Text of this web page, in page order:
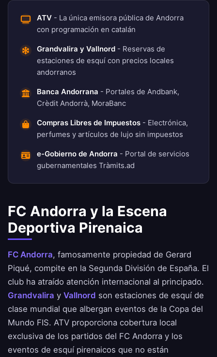
ATV - La única emisora pública de Andorra
con programación en catalán
Grandvalira y Vallnord - Reservas de
estaciones de esquí con precios locales
andorranos
Banca Andorrana - Portales de Andbank,
Crèdit Andorrà, MoraBanc
Compras Libres de Impuestos - Electrónica,
perfumes y artículos de lujo sin impuestos
e-Gobierno de Andorra - Portal de servicios
gubernamentales Tràmits.ad
FC Andorra y la Escena
Deportiva Pirenaica
FC Andorra, famosamente propiedad de Gerard
Piqué, compite en la Segunda División de España. El
club ha atraído atención internacional al principado.
Grandvalira y Vallnord son estaciones de esquí de
clase mundial que albergan eventos de la Copa del
Mundo FIS. ATV proporciona cobertura local
exclusiva de los partidos del FC Andorra y los
eventos de esquí pirenaicos que no están